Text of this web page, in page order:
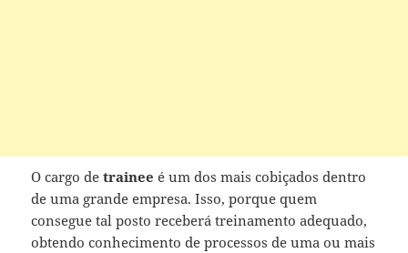
O cargo detrainee é um dos mais cobiçados dentro
de uma grande empresa. Isso, porque quem
consegue tal posto receberá treinamento adequado,
obtendo conhecimento de processos de uma ou mais